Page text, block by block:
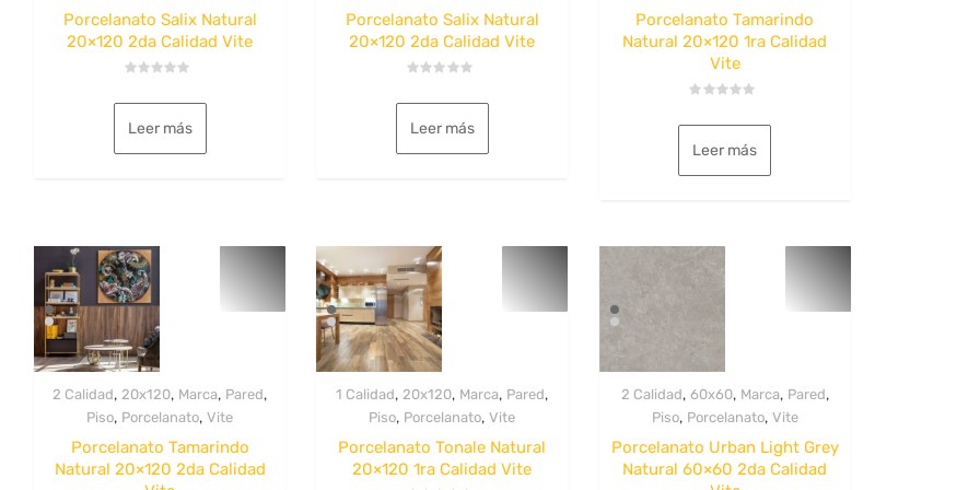
Porcelanato Salix Natural
20×120 2da Calidad Vite
con
de
Leer más
Porcelanato Salix Natural
20×120 2da Calidad Vite
con
de
Leer más
Porcelanato Tamarindo
Natural 20×120 1ra Calidad
Vite
con
de
Leer más
2 Calidad, 20x120, Marca, Pared,
Piso, Porcelanato, Vite
Porcelanato Tamarindo
Natural 20×120 2da Calidad
1 Calidad,20x120, Marca, Pared,
Piso, Porcelanato,Vite
Porcelanato Tonale Natural
20×120 1ra Calidad Vite
2 Calidad, 60x60, Marca, Pared,
Piso, Porcelanato, Vite
Porcelanato Urban Light Grey
Natural 60×60 2da Calidad